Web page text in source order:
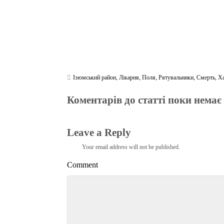
Ізюмський район,Лікарня,Поля,Рятувальники,Смерть,
Коментарів до статті поки немає
Leave a Reply
Your email address will not be published.
Comment